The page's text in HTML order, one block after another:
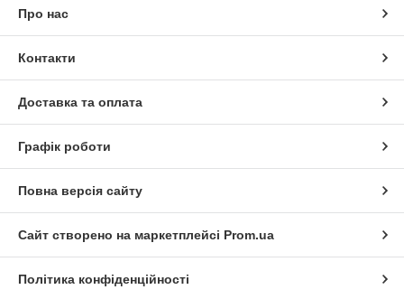
Про нас
Контакти
Доставка та оплата
Графік роботи
Повна версія сайту
Сайт створено на маркетплейсі Prom.ua
Політика конфіденційності